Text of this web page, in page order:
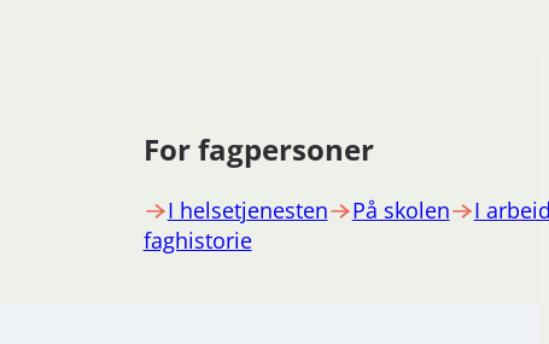
For fagpersoner
I helsetjenesten På skolen
I
faghistorie